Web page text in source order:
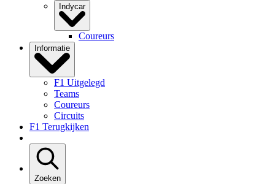
Indycar
Coureurs
Informatie
F1 Uitgelegd
Teams
Coureurs
Circuits
F1 Terugkijken
Zoeken